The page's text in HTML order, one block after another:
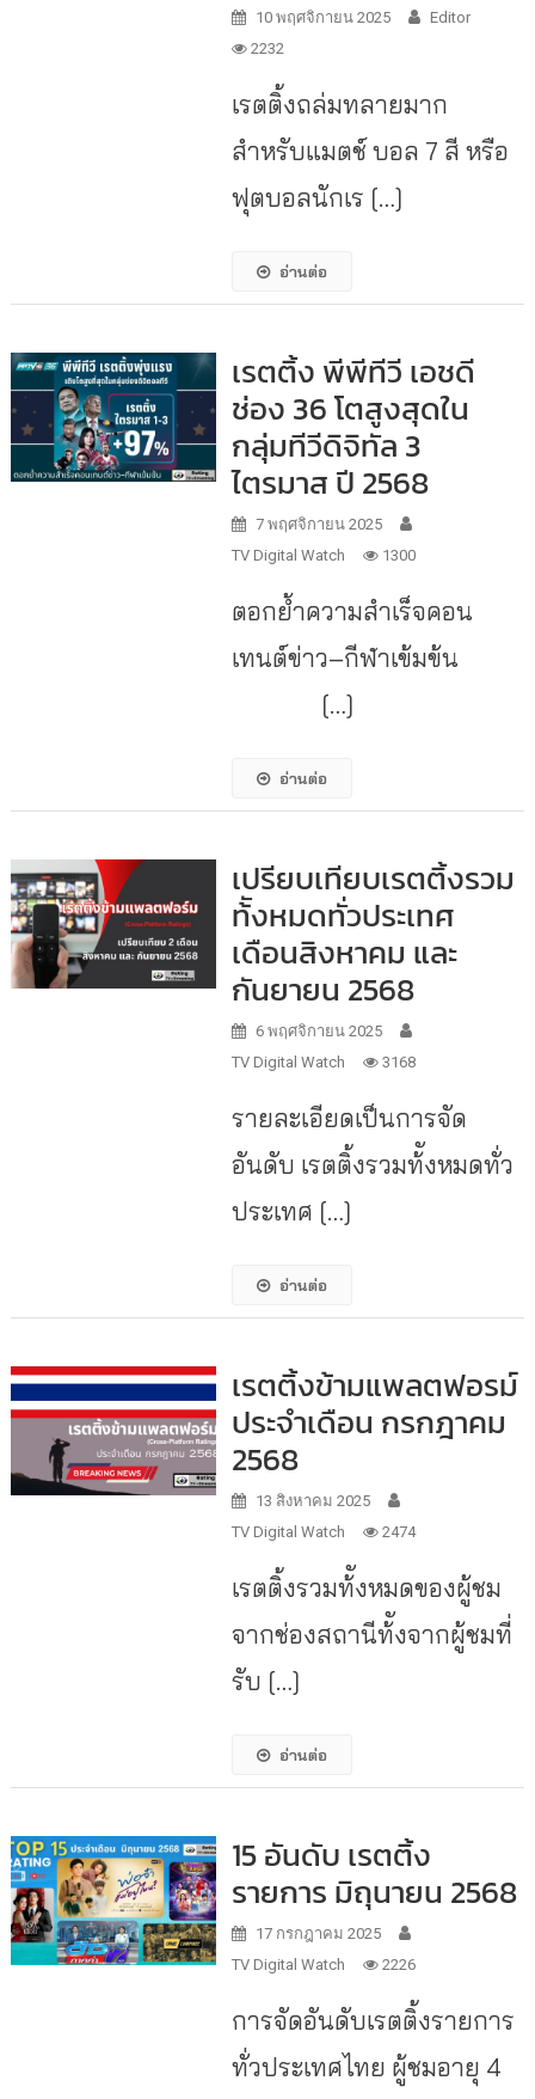
10 พฤศจิกายน 2025
Editor
2232
เรตติ้งถล่มทลายมาก
สำหรับแมตช์ บอล 7 สี หรือ
ฟุตบอลนักเร […]
อ่านต่อ
เรตติ้ง พีพีทีวี เอชดี
ช่อง 36 โตสูงสุดใน
กลุ่มทีวีดิจิทัล 3
ไตรมาส ปี 2568
7 พฤศจิกายน 2025
TV Digital Watch
1300
ตอกย้ำความสำเร็จคอน
เทนต์ข่าว–กีฬาเข้มข้น
[…]
อ่านต่อ
เปรียบเทียบเรตติ้งรวม
ท้ังหมดทั่วประเทศ
เดือนสิงหาคม และ
กันยายน 2568
6 พฤศจิกายน 2025
TV Digital Watch
3168
รายละเอียดเป็นการจัด
อันดับ เรตติ้งรวมท้ังหมดทั่ว
ประเทศ […]
อ่านต่อ
เรตติ้งข้ามแพลตฟอรม์
ประจำเดือน กรกฎาคม
2568
13 สิงหาคม 2025
TV Digital Watch
2474
เรตติ้งรวมท้ังหมดของผู้ชม
จากช่องสถานีท้ังจากผู้ชมที่
รับ […]
อ่านต่อ
15 อันดับ เรตติ้ง
รายการ มิถุนายน 2568
17 กรกฎาคม 2025
TV Digital Watch
2226
การจัดอันดับเรตติ้งรายการ
ทั่วประเทศไทย ผู้ชมอายุ 4